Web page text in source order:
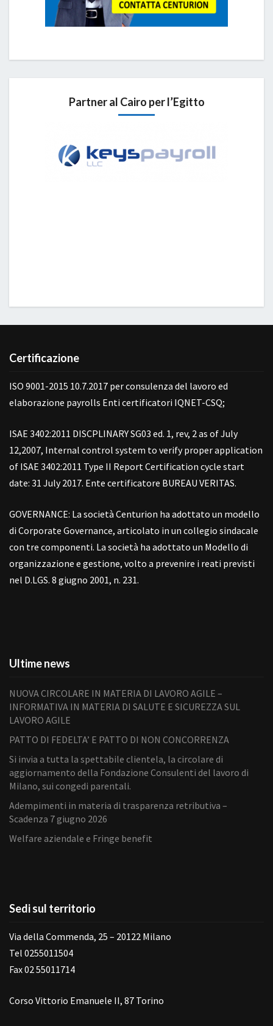
Partner al Cairo per l’Egitto
Certificazione
ISO 9001-2015 10.7.2017 per consulenza del lavoro ed
elaborazione payrolls Enti certificatori IQNET-CSQ;
ISAE 3402:2011 DISCPLINARY SG03 ed. 1, rev, 2 as of July
12,2007, Internal control system to verify proper application
of ISAE 3402:2011 Type II Report Certification cycle start
date: 31 July 2017. Ente certificatore BUREAU VERITAS.
GOVERNANCE: La società Centurion ha adottato un modello
di Corporate Governance, articolato in un collegio sindacale
con tre componenti. La società ha adottato un Modello di
organizzazione e gestione, volto a prevenire i reati previsti
nel D.LGS. 8 giugno 2001, n. 231.
Ultime news
NUOVA CIRCOLARE IN MATERIA DI LAVORO AGILE –
INFORMATIVA IN MATERIA DI SALUTE E SICUREZZA SUL
LAVORO AGILE
PATTO DI FEDELTA’ E PATTO DI NON CONCORRENZA
Si invia a tutta la spettabile clientela, la circolare di
aggiornamento della Fondazione Consulenti del lavoro di
Milano, sui congedi parentali.
Adempimenti in materia di trasparenza retributiva –
Scadenza 7 giugno 2026
Welfare aziendale e Fringe benefit
Sedi sul territorio
Via della Commenda, 25 – 20122 Milano
Tel 0255011504
Fax 02 55011714
Corso Vittorio Emanuele II, 87 Torino